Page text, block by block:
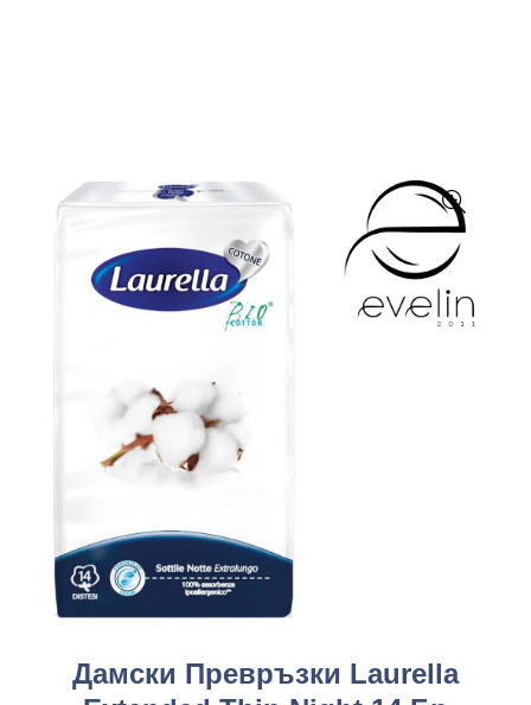
Дамски Превръзки Laurella